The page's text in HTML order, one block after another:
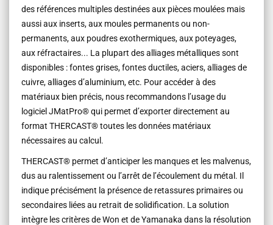
des références multiples destinées aux pièces moulées mais
aussi aux inserts, aux moules permanents ou non-
permanents, aux poudres exothermiques, aux poteyages,
aux réfractaires... La plupart des alliages métalliques sont
disponibles : fontes grises, fontes ductiles, aciers, alliages de
cuivre, alliages d’aluminium, etc. Pour accéder à des
matériaux bien précis, nous recommandons l’usage du
logiciel JMatPro® qui permet d’exporter directement au
format THERCAST® toutes les données matériaux
nécessaires au calcul.
THERCAST® permet d’anticiper les manques et les malvenus,
dus au ralentissement ou l’arrêt de l’écoulement du métal. Il
indique précisément la présence de retassures primaires ou
secondaires liées au retrait de solidification. La solution
intègre les critères de Won et de Yamanaka dans la résolution